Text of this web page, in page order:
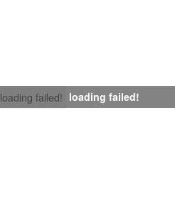
loading failed! loading failed!